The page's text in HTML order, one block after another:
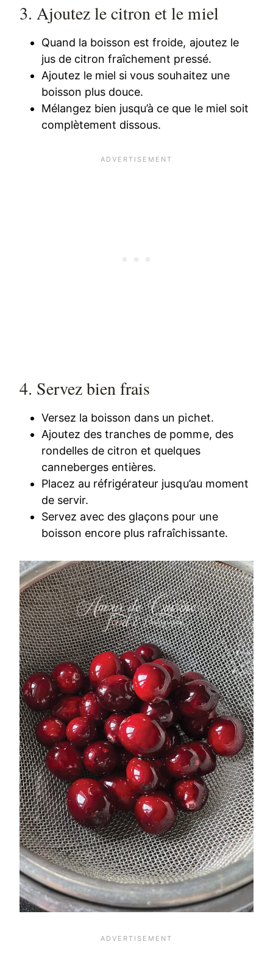
3. Ajoutez le citron et le miel
Quand la boisson est froide, ajoutez le
jus de citron fraîchement pressé.
Ajoutez le miel si vous souhaitez une
boisson plus douce.
Mélangez bien jusqu’à ce que le miel soit
complètement dissous.
4. Servez bien frais
Versez la boisson dans un pichet.
Ajoutez des tranches de pomme, des
rondelles de citron et quelques
canneberges entières.
Placez au réfrigérateur jusqu’au moment
de servir.
Servez avec des glaçons pour une
boisson encore plus rafraîchissante.